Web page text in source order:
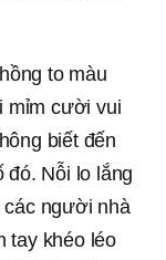
to màu
mỉm cười vui
biết đến
đó. Nỗi lo lắng
các người nhà
tay khéo léo